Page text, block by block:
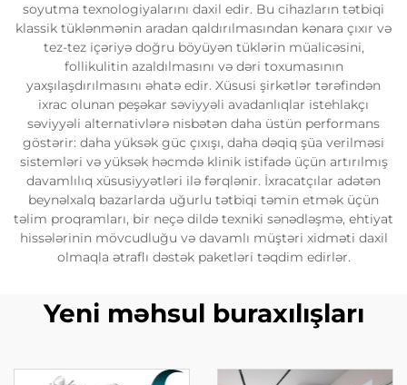
soyutma texnologiyalarını daxil edir. Bu cihazların tətbiqi
klassik tüklənmənin aradan qaldırılmasından kənara çıxır və
tez-tez içəriyə doğru böyüyən tüklərin müalicəsini,
follikulitin azaldılmasını və dəri toxumasının
yaxşılaşdırılmasını əhatə edir. Xüsusi şirkətlər tərəfindən
ixrac olunan peşəkar səviyyəli avadanlıqlar istehlakçı
səviyyəli alternativlərə nisbətən daha üstün performans
göstərir: daha yüksək güc çıxışı, daha dəqiq şüa verilməsi
sistemləri və yüksək həcmdə klinik istifadə üçün artırılmış
davamlılıq xüsusiyyətləri ilə fərqlənir. İxracatçılar adətən
beynəlxalq bazarlarda uğurlu tətbiqi təmin etmək üçün
təlim proqramları, bir neçə dildə texniki sənədləşmə, ehtiyat
hissələrinin mövcudluğu və davamlı müştəri xidməti daxil
olmaqla ətraflı dəstək paketləri təqdim edirlər.
Yeni məhsul buraxılışları